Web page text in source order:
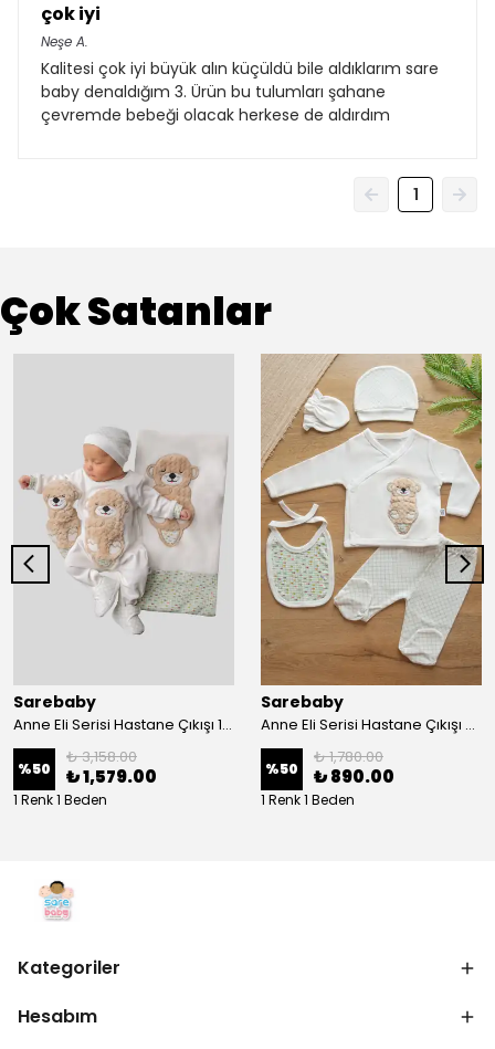
çok iyi
Neşe A.
Kalitesi çok iyi büyük alın küçüldü bile aldıklarım sare
baby denaldığım 3. Ürün bu tulumları şahane
çevremde bebeği olacak herkese de aldırdım
1
Çok Satanlar
Sarebaby
Anne Eli Serisi Hastane Çıkışı 10'lu Set Oyuncak Hediyeli Organik
%50
₺ 3,158.00
₺ 1,579.00
1 Renk 1 Beden
Sarebaby
Anne Eli Serisi Hastane Çıkışı 5li Set
%50
₺ 1,780.00
₺ 890.00
1 Renk 1 Beden
Kategoriler
Hesabım